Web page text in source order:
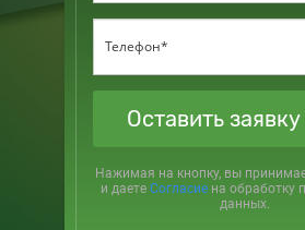
Оставить заявку
Нажимая на кнопку, вы
и даете Согласие на обработку
данных.